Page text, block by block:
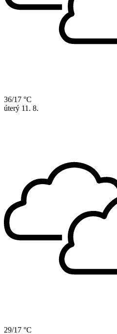
36/17 °C
úterý 11. 8.
29/17 °C